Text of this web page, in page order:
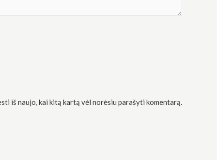
iš naujo, kai kitą kartą vėl norėsiu parašyti komentarą.